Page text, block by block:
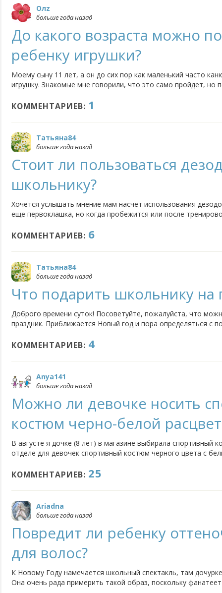
Олz
больше года назад
До какого возраста можно
ребенку игрушки?
Моему сыну 11 лет, а он до сих пор как маленький часто
игрушку. Знакомые мне говорили, что это само пройдет, но
разобрать ее, либо что-нибудь в ней переделать. А вообще...
КОММЕНТАРИЕВ: 1
Татьяна84
больше года назад
Стоит ли пользоваться
школьнику?
Хочется услышать мнение мам насчет использования
еще первоклашка, но когда пробежится или после
дискомфорта. Но в тоже время - это еще ребенок. Может
КОММЕНТАРИЕВ: 6
Татьяна84
больше года назад
Что подарить школьнику на
Доброго времени суток! Посоветуйте, пожалуйста, что
праздник. Приближается Новый год и пора определяться с
этого хватает, книгу дарила на прошлый Новый год, одежда...
КОММЕНТАРИЕВ: 4
Anya141
больше года назад
Можно ли девочке носить
костюм черно-белой
В августе я дочке (8 лет) в магазине выбирала спортивный
отделе для девочек спортивный костюм черного цвета с
попросила меня, чтобы я ей купила такой костюм. Я купила,
КОММЕНТАРИЕВ: 25
Ariadna
больше года назад
Повредит ли ребенку
для волос?
К Новому Году намечается школьный спектакль, там
Она очень рада примерить такой образ, поскольку